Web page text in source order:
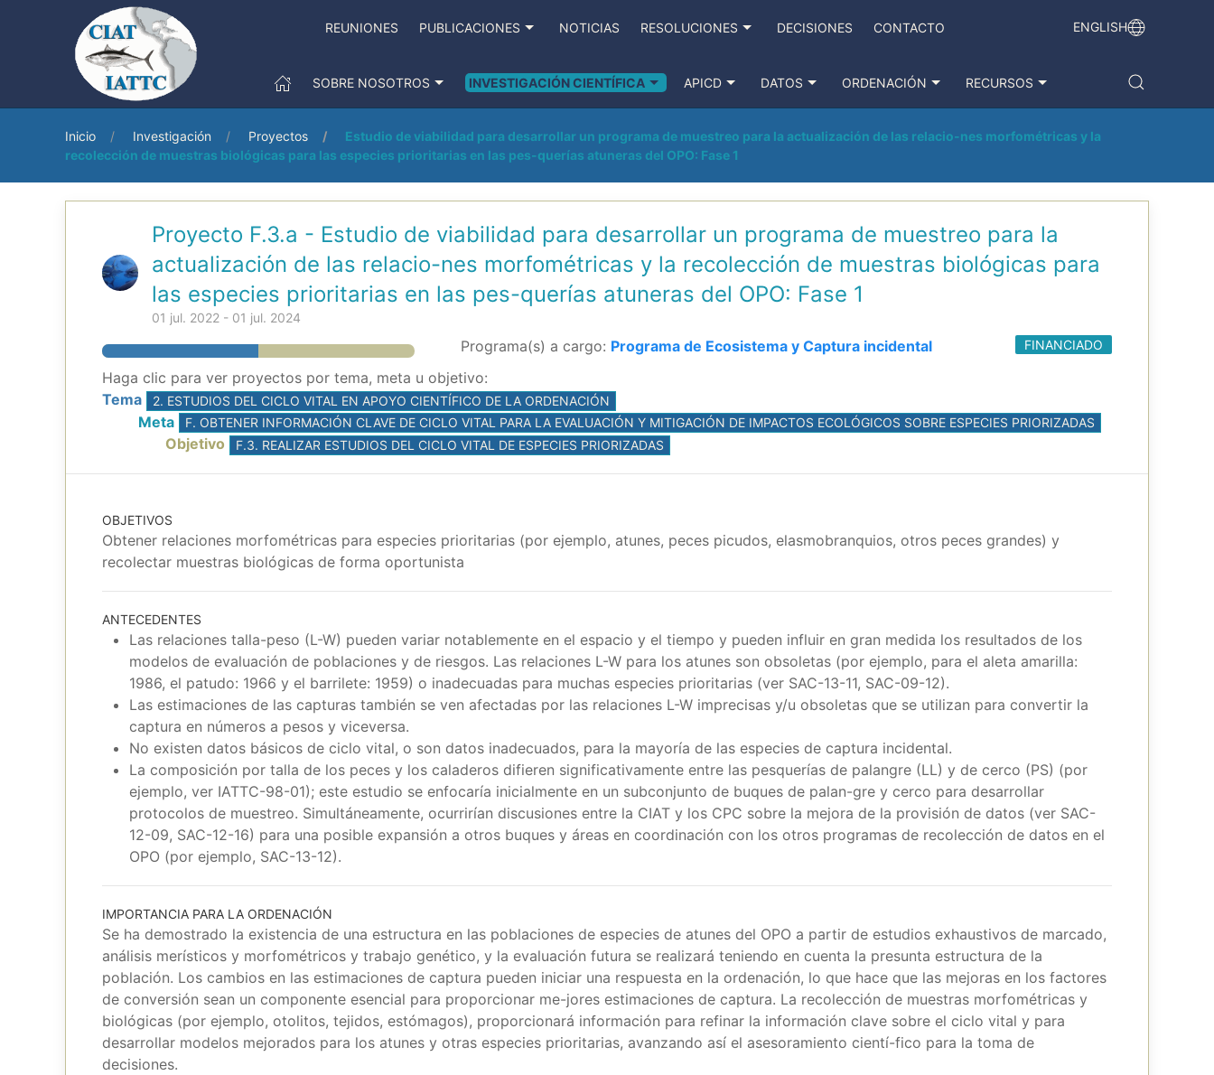
REUNIONES PUBLICACIONES NOTICIAS RESOLUCIONES DECISIONES CONTACTO ENGLISH
SOBRE NOSOTROS INVESTIGACIÓN CIENTÍFICA APICD DATOS ORDENACIÓN RECURSOS
Inicio Investigación Proyectos
Estudio de viabilidad para desarrollar un programa de muestreo para la actualización de las relacio-nes morfométricas y la
recolección de muestras biológicas para las especies prioritarias en las pes-querías atuneras del OPO: Fase 1
Proyecto F.3.a - Estudio de viabilidad para desarrollar un programa de muestreo para la
actualización de las relacio-nes morfométricas y la recolección de muestras biológicas para
las especies prioritarias en las pes-querías atuneras del OPO: Fase 1
01 jul. 2022 - 01 jul. 2024
Programa(s) a cargo: Programa de Ecosistema y Captura incidental FINANCIADO
Haga clic para ver proyectos por tema, meta u objetivo:
Tema
2. ESTUDIOS DEL CICLO VITAL EN APOYO CIENTÍFICO DE LA ORDENACIÓN
Meta F. OBTENER INFORMACIÓN CLAVE DE CICLO VITAL PARA LA EVALUACIÓN Y MITIGACIÓN DE IMPACTOS ECOLÓGICOS SOBRE ESPECIES PRIORIZADAS
Objetivo F.3. REALIZAR ESTUDIOS DEL CICLO VITAL DE ESPECIES PRIORIZADAS
OBJETIVOS
Obtener relaciones morfométricas para especies prioritarias (por ejemplo, atunes, peces picudos, elasmobranquios, otros peces grandes) y
recolectar muestras biológicas de forma oportunista
ANTECEDENTES
Las relaciones talla-peso (L-W) pueden variar notablemente en el espacio y el tiempo y pueden influir en gran medida los resultados de los
modelos de evaluación de poblaciones y de riesgos. Las relaciones L-W para los atunes son obsoletas (por ejemplo, para el aleta amarilla:
1986, el patudo: 1966 y el barrilete: 1959) o inadecuadas para muchas especies prioritarias (ver SAC-13-11, SAC-09-12).
Las estimaciones de las capturas también se ven afectadas por las relaciones L-W imprecisas y/u obsoletas que se utilizan para convertir la
captura en números a pesos y viceversa.
No existen datos básicos de ciclo vital, o son datos inadecuados, para la mayoría de las especies de captura incidental.
La composición por talla de los peces y los caladeros difieren significativamente entre las pesquerías de palangre (LL) y de cerco (PS) (por
ejemplo, ver IATTC-98-01); este estudio se enfocaría inicialmente en un subconjunto de buques de palan-gre y cerco para desarrollar
protocolos de muestreo. Simultáneamente, ocurrirían discusiones entre la CIAT y los CPC sobre la mejora de la provisión de datos (ver SAC-
12-09, SAC-12-16) para una posible expansión a otros buques y áreas en coordinación con los otros programas de recolección de datos en el
OPO (por ejemplo, SAC-13-12).
IMPORTANCIA PARA LA ORDENACIÓN
Se ha demostrado la existencia de una estructura en las poblaciones de especies de atunes del OPO a partir de estudios exhaustivos de marcado,
análisis merísticos y morfométricos y trabajo genético, y la evaluación futura se realizará teniendo en cuenta la presunta estructura de la
población. Los cambios en las estimaciones de captura pueden iniciar una respuesta en la ordenación, lo que hace que las mejoras en los factores
de conversión sean un componente esencial para proporcionar me-jores estimaciones de captura. La recolección de muestras morfométricas y
biológicas (por ejemplo, otolitos, tejidos, estómagos), proporcionará información para refinar la información clave sobre el ciclo vital y para
desarrollar modelos mejorados para los atunes y otras especies prioritarias, avanzando así el asesoramiento cientí-fico para la toma de
decisiones.